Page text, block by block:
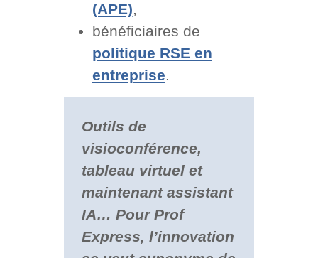
(APE),
bénéficiaires de
politique RSE en
entreprise.
Outils de
visioconférence,
tableau virtuel et
maintenant assistant
IA… Pour Prof
Express, l’innovation